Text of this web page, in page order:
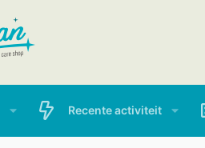
Recente activiteit